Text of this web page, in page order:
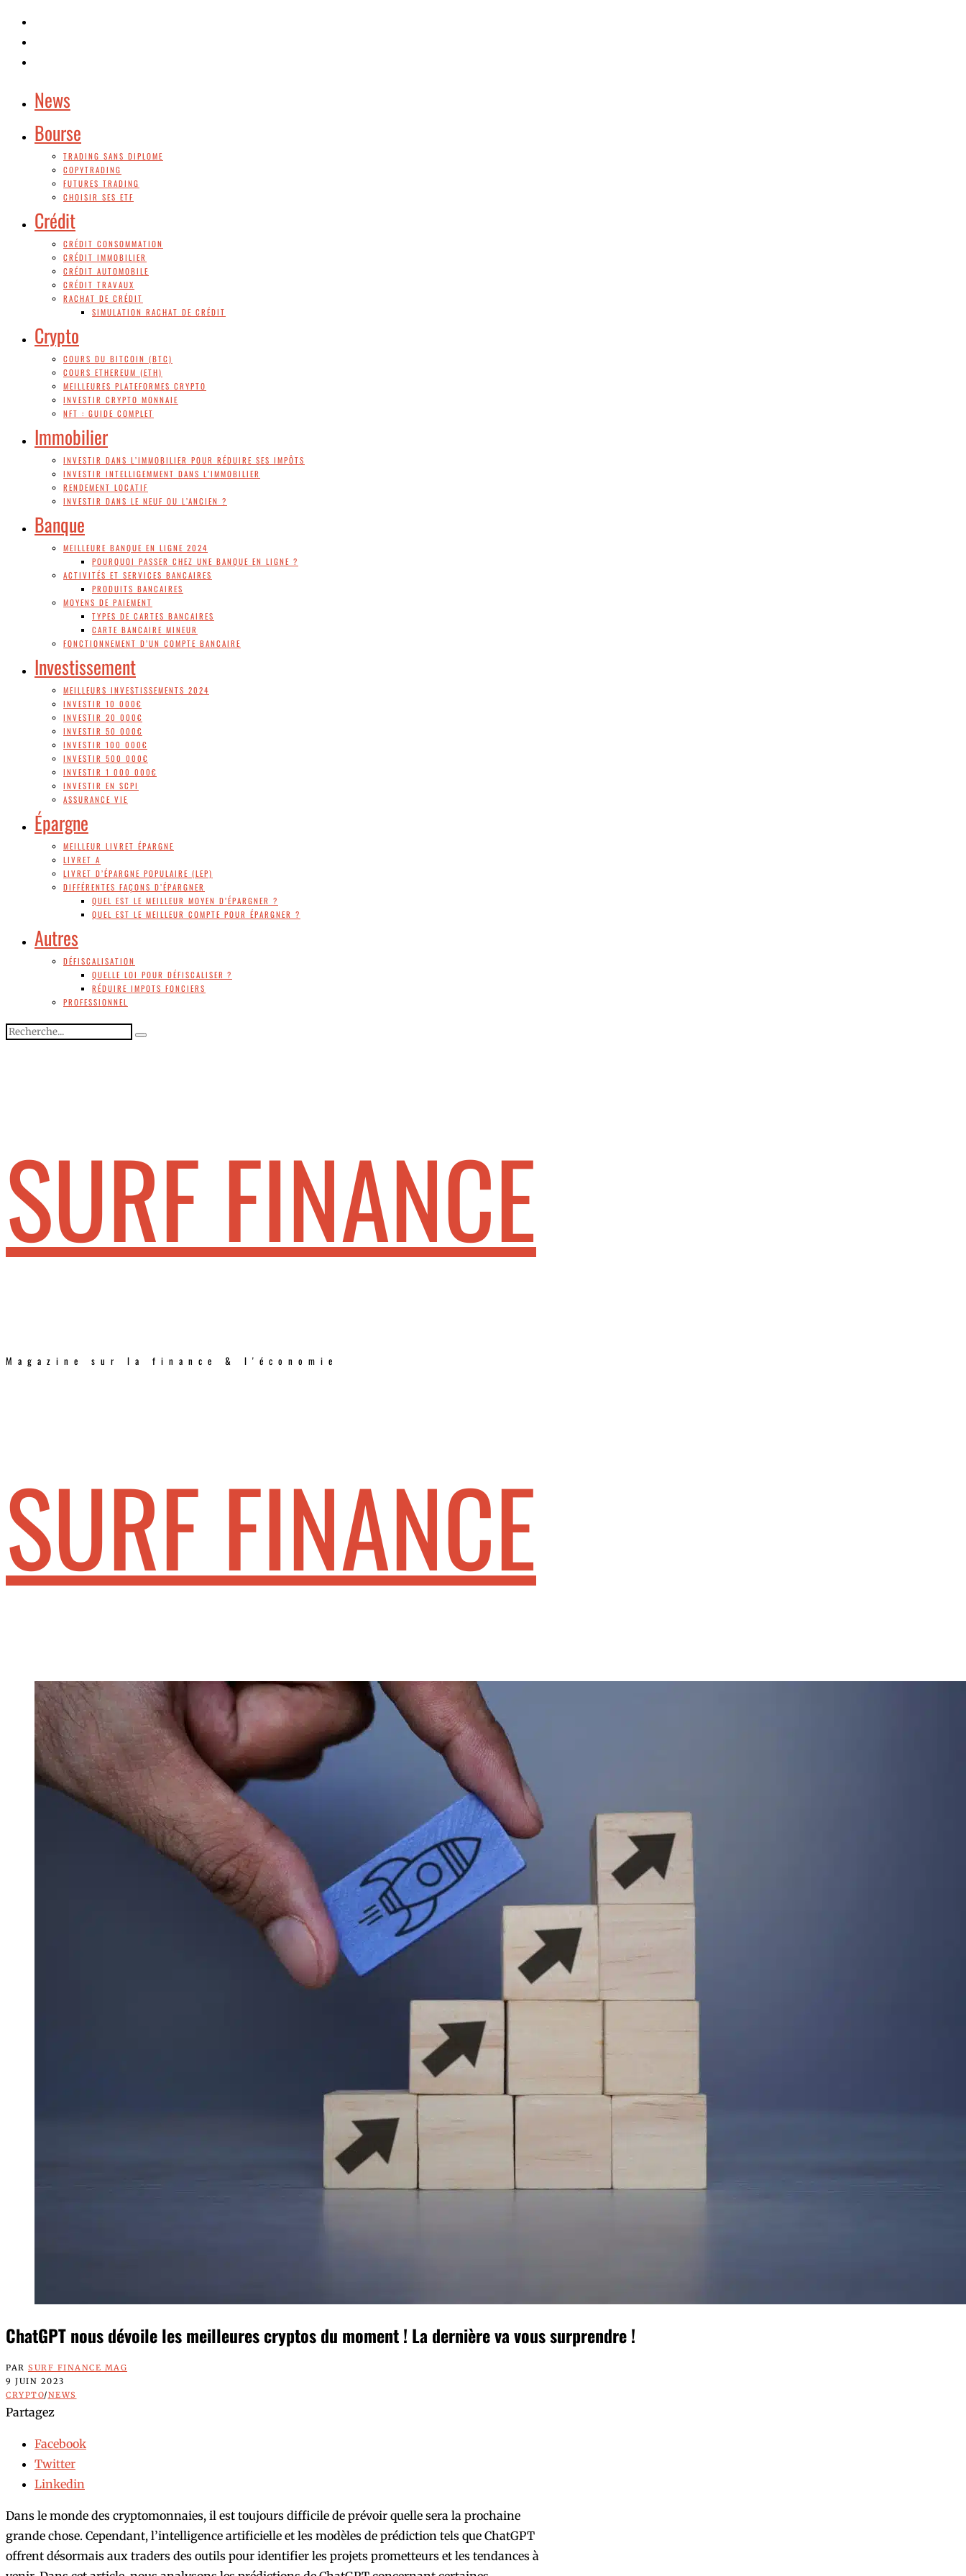
News
Bourse
TRADING SANS DIPLOME
COPYTRADING
FUTURES TRADING
CHOISIR SES ETF
Crédit
CRÉDIT CONSOMMATION
CRÉDIT IMMOBILIER
CRÉDIT AUTOMOBILE
CRÉDIT TRAVAUX
RACHAT DE CRÉDIT
SIMULATION RACHAT DE CRÉDIT
Crypto
COURS DU BITCOIN (BTC)
COURS ETHEREUM (ETH)
MEILLEURES PLATEFORMES CRYPTO
INVESTIR CRYPTO MONNAIE
NFT : GUIDE COMPLET
Immobilier
INVESTIR DANS L’IMMOBILIER POUR RÉDUIRE SES IMPÔTS
INVESTIR INTELLIGEMMENT DANS L’IMMOBILIER
RENDEMENT LOCATIF
INVESTIR DANS LE NEUF OU L’ANCIEN ?
Banque
MEILLEURE BANQUE EN LIGNE 2024
POURQUOI PASSER CHEZ UNE BANQUE EN LIGNE ?
ACTIVITÉS ET SERVICES BANCAIRES
PRODUITS BANCAIRES
MOYENS DE PAIEMENT
TYPES DE CARTES BANCAIRES
CARTE BANCAIRE MINEUR
FONCTIONNEMENT D’UN COMPTE BANCAIRE
Investissement
MEILLEURS INVESTISSEMENTS 2024
INVESTIR 10 000€
INVESTIR 20 000€
INVESTIR 50 000€
INVESTIR 100 000€
INVESTIR 500 000€
INVESTIR 1 000 000€
INVESTIR EN SCPI
ASSURANCE VIE
Épargne
MEILLEUR LIVRET ÉPARGNE
LIVRET A
LIVRET D’ÉPARGNE POPULAIRE (LEP)
DIFFÉRENTES FAÇONS D’ÉPARGNER
QUEL EST LE MEILLEUR MOYEN D’ÉPARGNER ?
QUEL EST LE MEILLEUR COMPTE POUR ÉPARGNER ?
Autres
DÉFISCALISATION
QUELLE LOI POUR DÉFISCALISER ?
RÉDUIRE IMPOTS FONCIERS
PROFESSIONNEL
SURF FINANCE
Magazine sur la finance & l'économie
SURF FINANCE
ChatGPT nous dévoile les meilleures cryptos du moment ! La dernière va vous surprendre !
PAR SURF FINANCE MAG
9 JUIN 2023
CRYPTO/NEWS
Partagez
Facebook
Twitter
Linkedin
Dans le monde des cryptomonnaies, il est toujours difficile de prévoir quelle sera la prochaine
grande chose. Cependant, l’intelligence artificielle et les modèles de prédiction tels que ChatGPT
offrent désormais aux traders des outils pour identifier les projets prometteurs et les tendances à